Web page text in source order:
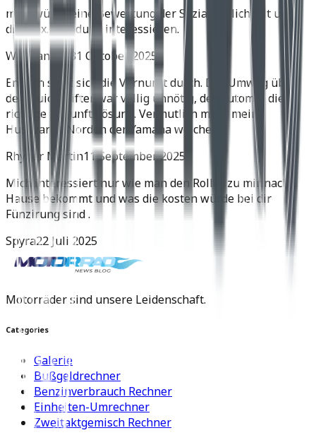
mich würde eine Bewertung der Soziatauglichkeit und
die max. Zuladung interessieren.
Wolfgang H.31 Oktober 2025
Endlich setzt sich die Vernunft durch. Der Umweg über
den Quickshifter war völlig unnötig, der Automat die
richtige Zukunftslösung. Vermutlich muss meine
Husqvarna Norden der Yamaha weichen.
Rhyner Martin11 September 2025
Mich interessiert nur wie man den Roller zu mir nach
Hause bekommt und was die kosten würde bei dir
Fünzirung sind .
Spyra22 Juli 2025
Motorräder sind unsere Leidenschaft.
Categories
Galerie
Bußgeldrechner
Benzinverbrauch Rechner
Einheiten-Umrechner
Zweitaktgemisch Rechner